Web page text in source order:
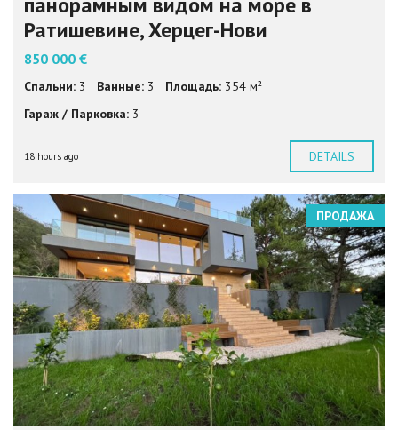
Ратишевине, Херцег-Нови
850 000 €
Спальни: 3 Ванные: 3 Площадь: 354 м²
Гараж / Парковка: 3
18 hours ago DETAILS
ПРОДАЖА